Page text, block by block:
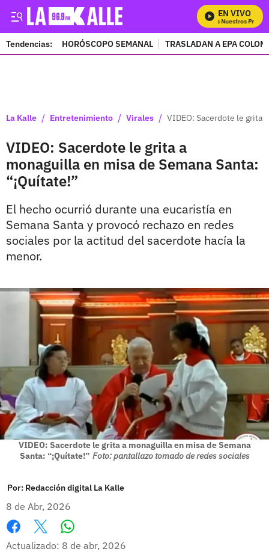
EN VIVO
Mira Todos Nuestros
Tendencias: HORÓSCOPO SEMANAL TRASLADAN A EPA
La Kalle / Entretenimiento / Virales / VIDEO: Sacerdote le grita
VIDEO: Sacerdote le grita a
monaguilla en misa de Semana Santa:
“¡Quítate!”
El hecho ocurrió durante una eucaristía en
Semana Santa y provocó rechazo en redes
sociales por la actitud del sacerdote hacía la
menor.
VIDEO: Sacerdote le grita a monaguilla en misa de Semana
Santa: “¡Quítate!” Foto: pantallazo tomado de redes sociales
Por: Redacción digital La Kalle
8 de Abr, 2026
Facebook
X
Actualizado: 8 de abr, 2026